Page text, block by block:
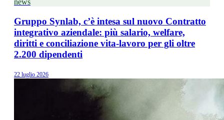
news
Gruppo Synlab, c’è intesa sul nuovo Contratto
integrativo aziendale: più salario, welfare,
diritti e conciliazione vita-lavoro per gli oltre
2.200 dipendenti
22 luglio 2026